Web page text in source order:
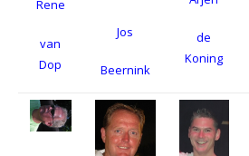
Rene
van
Dop
Jos
Beernink
de
Koning